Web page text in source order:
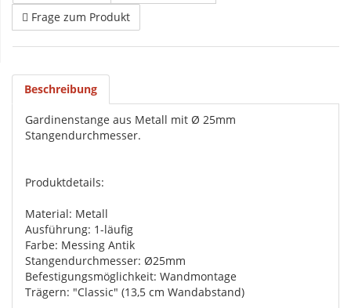
Frage zum Produkt
Beschreibung
Gardinenstange aus Metall mit Ø 25mm
Stangendurchmesser.
Produktdetails:
Material: Metall
Ausführung: 1-läufig
Farbe: Messing Antik
Stangendurchmesser: Ø25mm
Befestigungsmöglichkeit: Wandmontage
Trägern: "Classic" (13,5 cm Wandabstand)